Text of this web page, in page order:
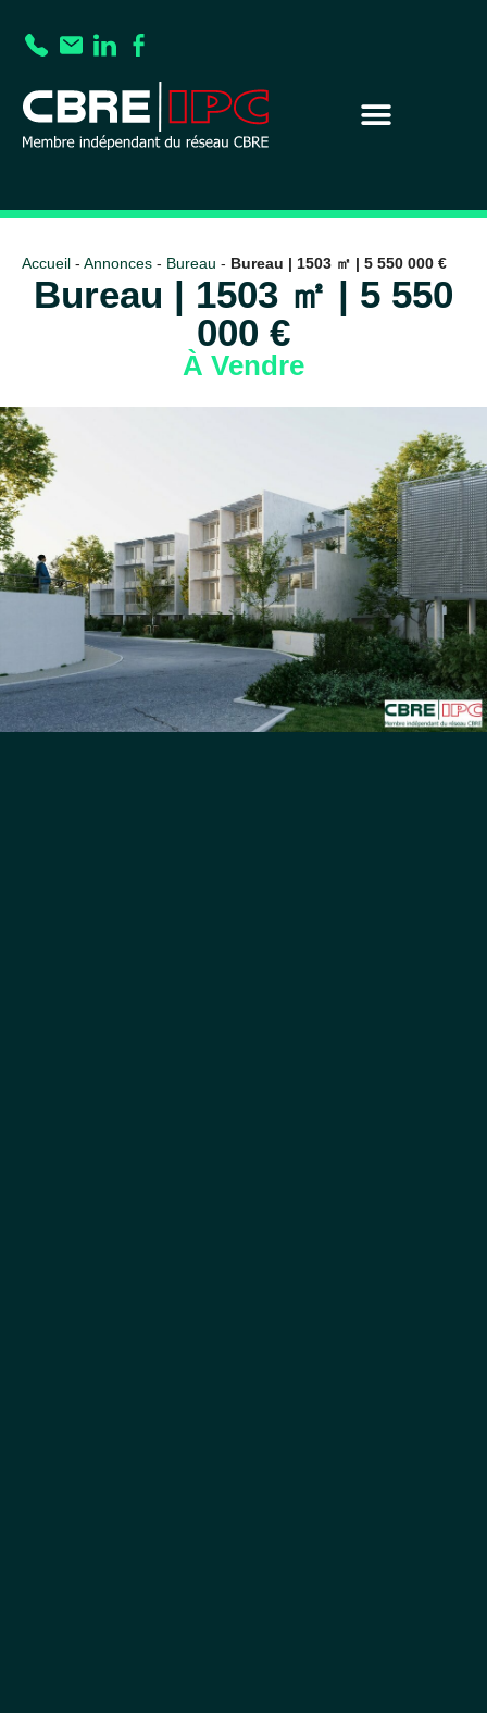
Accueil - Annonces - Bureau - Bureau | 1503 ㎡ | 5 550 000 €
Bureau | 1503 ㎡ | 5 550
000 €
À Vendre